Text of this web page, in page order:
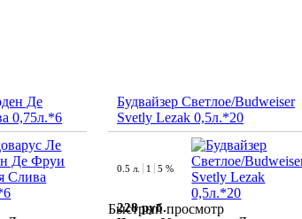
Де
0,75л.*6
Будвайзер Светлое/Budweiser
Svetly Lezak 0,5л.*20
Быстрый просмотр
0.5 л. 1 5 %
228 руб.